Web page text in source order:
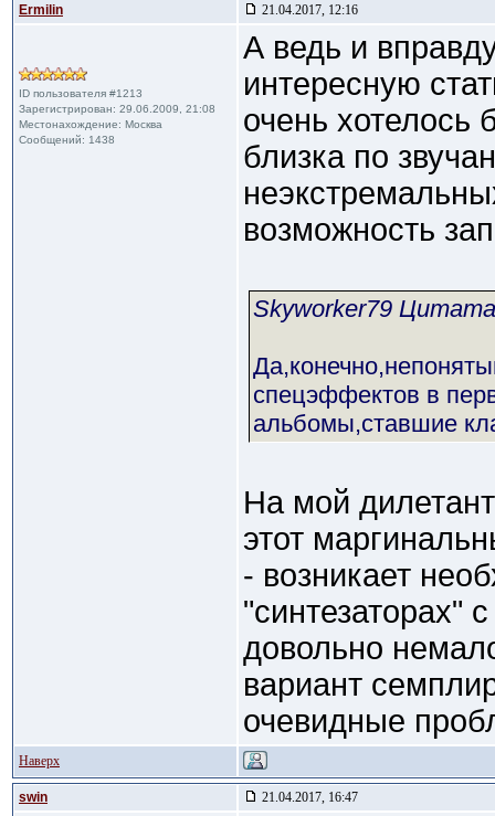
Ermilin 21.04.2017, 12:16
ID пользователя #1213
Зарегистрирован: 29.06.2009, 21:08
Местонахождение: Москва
Сообщений: 1438
А ведь и
интересную
очень хотелось
близка по
возможность
Skyworker79 Цитата
спецэффектов в
альбомы,ставшие
На мой
этот
- возникает
"синтезаторах"
довольно
вариант
очевидные
Наверх
swin 21.04.2017, 16:47